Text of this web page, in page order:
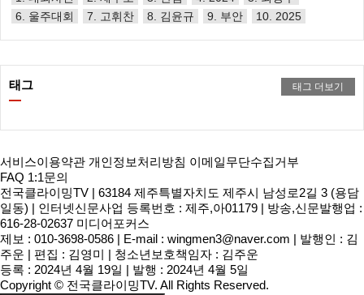
6. 울주대회
7. 고휘찬 8. 김윤규 9. 부안 10. 2025
태그 태그 더보기
서비스이용약관 개인정보처리방침 이메일무단수집거부
FAQ 1:1문의
전국클라이밍TV | 63184 제주특별자치도 제주시 남성로2길 3 (용담
일동) | 인터넷신문사업 등록번호 : 제주,아01179 | 방송,신문발행업 :
616-28-02637 미디어포커스
제보 : 010-3698-0586 | E-mail : wingmen3@naver.com | 발행인 : 김
주운 | 편집 : 김영미 | 청소년보호책임자 : 김주운
등록 : 2024년 4월 19일 | 발행 : 2024년 4월 5일
Copyright © 전국클라이밍TV. All Rights Reserved.